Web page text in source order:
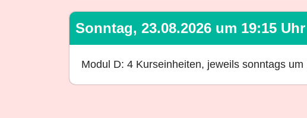
Sonntag, 23.08.2026 um 19:15
Modul D: 4 Kurseinheiten, jeweils sonntags